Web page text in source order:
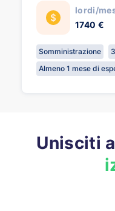
lordi/
1740 €
Somministrazione
Almeno 1 mese di
Unisciti